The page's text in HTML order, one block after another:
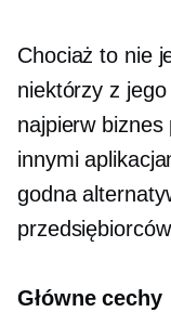
Chociaż to nie
niektórzy z
najpierw biznes
innymi
godna
Główne cechy